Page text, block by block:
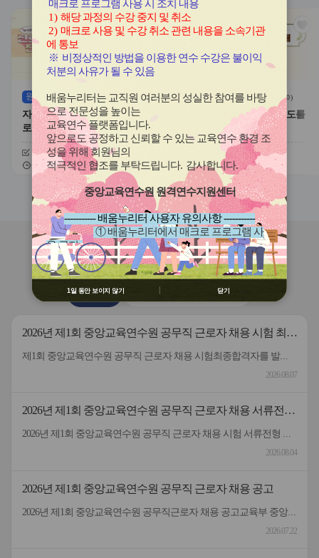
전
음
관
심
이
콘
원격 (상시) ( 0)
자기주도적 진로개발 역량과 진
로학습 유형
신청기간
26.08.03 ~ 26.12.20
교육기간
26.08.03 ~ 26.12.20
관
심
아
원격(상시) 0)
대한민국 새내기 유권자 지도를
위한 학생 선거교육의 이해
26.07.20 ~ 26.12.20
교육기간
26.07.20 ~ 26.12.20
슬
라
이
드
버
튼
이
전
슬
이
드
버
튼
다
연수원소식
공지사항 2026 원격연수 모니터링단
2026년 제1회 중앙교육연수원 공무직 근로자 채용 시험 최종
제1회 중앙교육연수원 공무직 근로자 채용 시험최종합격자를 발표하고 등록 안내드립니다.응시해주신 모든 분께 감사드립니다.
2026.08.07
2026년 제1회 중앙교육연수원 공무직 근로자 채용 서류전형
2026년 제1회 중앙교육연수원 공무직 근로자 채용 시험 서류전형 합격자 및 면접일정을 안내드립니다.* 채용분야 - 공무직(미화원)* 서류전형 합격자 : 5명* 합격자 명단 및 면접일정 안내 : 붙임 참고 * 서류 전형 합격자분들은 면접 일정을 참고하여 차질 없이 임해주길 부탁드리며, 응시해주신 모든 분들께 행복한 일들 가득하시길 바랍니다.- 중앙교육연수원 -
2026.08.04
2026년 제1회 중앙교육연수원 공무직 근로자 채용 공고
2026년 제1회 중앙교육연수원 공무직근로자 채용 공고교육부 중앙교육연수원에서 근무할 공무직 근로자를 다음과 같이 공개 모집하오니 성실하고 역량있는 분들의 많은 응시 바랍니다. 2026년 7월 22일 중앙교육연수원장1. 선발직종: 환경미화직(미화원) / 공무직 근로자2. 선발인원: 1명3. 채용기간: 계약일~정년(만65세)까지​4. 담당업무: 청사 실내외 청소 및 환경정리 등5. 근무형태: 기본근무(월~금), 1일 8시간(07:00~16:00, 휴게시간 1시간 제외) 근무6. 근무장소: 중앙교육연수원(대구 동구 혁신도시 내 위치)7. 보수: 월 236만원 수준(세전), 명절휴가비 등 별도 지급8. 원서 접수기간: 7.22.(수) ~ 7.30.(목)9. 접수방법: 방문접수, 우편접수 (공고문 참조)10. 문의전화: 중앙교육연수원 연수지원협력과 채용담당자 ☏053-980-6514
2026.07.22
매크로 프로그램 사용 시 조치 내용
1) 해당 과정의 수강 중지 및 취소
2) 매크로 사용 및 수강 취소 관련 내용을 소속기관
에 통보
※ 비정상적인 방법을 이용한 연수 수강은 불이익
처분의 사유가 될 수 있음
배움누리터는 교직원 여러분의 성실한 참여를 바탕
으로 전문성을 높이는
교육연수 플랫폼입니다.
앞으로도 공정하고 신뢰할 수 있는 교육연수 환경 조
성을 위해 회원님의
적극적인 협조를 부탁드립니다. 감사합니다.
중앙교육연수원 원격연수지원센터
----------- 배움누리터 사용자 유의사항 -----------
① 배움누리터에서 매크로 프로그램 사
용 금지
② 배움누리터 수강용 매크로 프로그램
제작 배포 금지
③ 유무료 매크로 프로그램 사용을 블로
그 등에 홍보 금지
유가 될 수 있음
1일 동안 보이지 않기 닫기